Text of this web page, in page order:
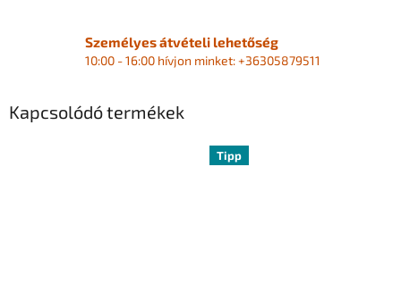
Személyes átvételi lehetőség
10:00 - 16:00 hívjon minket: +36305879511
Kapcsolódó termékek
Tipp